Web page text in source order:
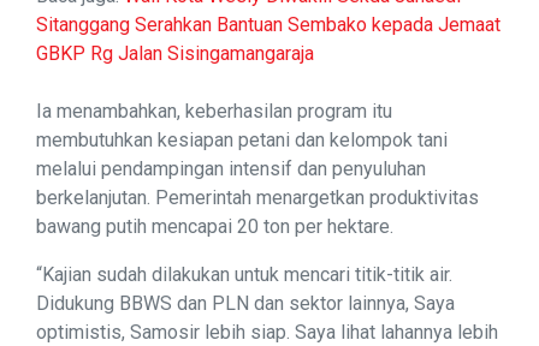
Sitanggang Serahkan Bantuan Sembako kepada Jemaat
GBKP Rg Jalan Sisingamangaraja
Ia menambahkan, keberhasilan program itu
membutuhkan kesiapan petani dan kelompok tani
melalui pendampingan intensif dan penyuluhan
berkelanjutan. Pemerintah menargetkan produktivitas
bawang putih mencapai 20 ton per hektare.
“Kajian sudah dilakukan untuk mencari titik-titik air.
Didukung BBWS dan PLN dan sektor lainnya, Saya
optimistis, Samosir lebih siap. Saya lihat lahannya lebih